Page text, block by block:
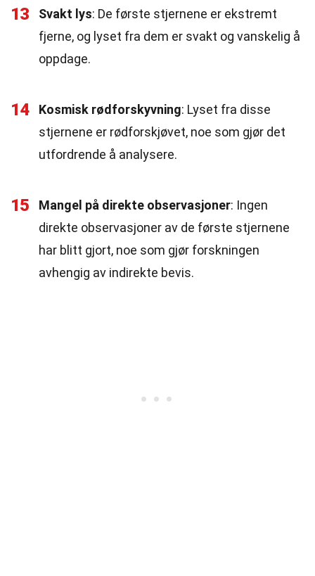
13 Svakt lys: De første stjernene er ekstremt
fjerne, og lyset fra dem er svakt og vanskelig å
oppdage.
14 Kosmisk rødforskyvning: Lyset fra disse
stjernene er rødforskjøvet, noe som gjør det
utfordrende å analysere.
15 Mangel på direkte observasjoner: Ingen
direkte observasjoner av de første stjernene
har blitt gjort, noe som gjør forskningen
avhengig av indirekte bevis.